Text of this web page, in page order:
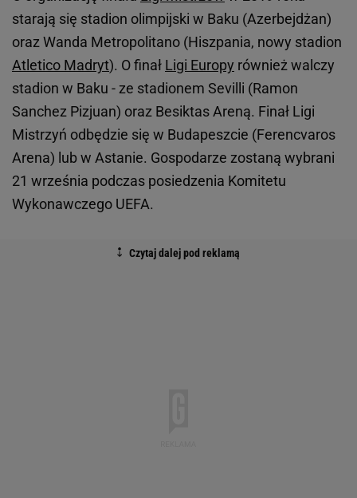
starają się stadion olimpijski w Baku (Azerbejdżan)
oraz Wanda Metropolitano (Hiszpania, nowy stadion
Atletico Madryt). O finał Ligi Europy również walczy
stadion w Baku - ze stadionem Sevilli (Ramon
Sanchez Pizjuan) oraz Besiktas Areną. Finał Ligi
Mistrzyń odbędzie się w Budapeszcie (Ferencvaros
Arena) lub w Astanie. Gospodarze zostaną wybrani
21 września podczas posiedzenia Komitetu
Wykonawczego UEFA.